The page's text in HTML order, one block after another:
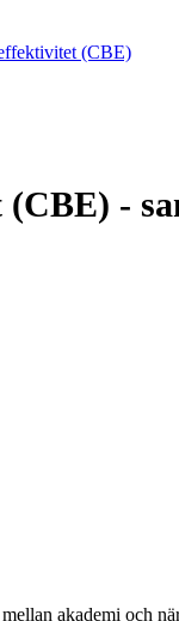
(CBE)
-
akademi och